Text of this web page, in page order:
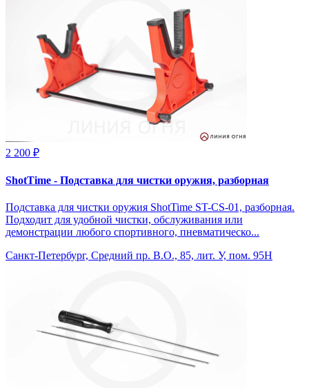
2 200 ₽
ShotTime - Подставка для чистки оружия, разборная
Подставка для чистки оружия ShotTime ST-CS-01, разборная.
Подходит для удобной чистки, обслуживания или
демонстрации любого спортивного, пневматическо...
Санкт-Петербург, Средний пр. В.О., 85, лит. У, пом. 95Н